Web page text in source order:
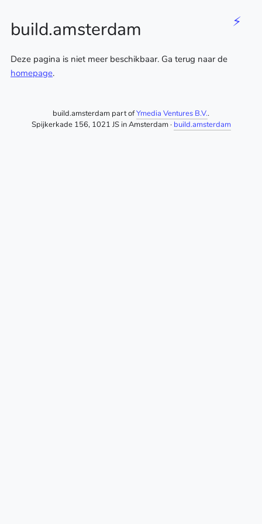
⚡
build.amsterdam
Deze pagina is niet meer beschikbaar. Ga terug naar de
homepage.
build.amsterdam part ofYmedia Ventures B.V..
Spijkerkade 156, 1021 JS in Amsterdam · build.amsterdam